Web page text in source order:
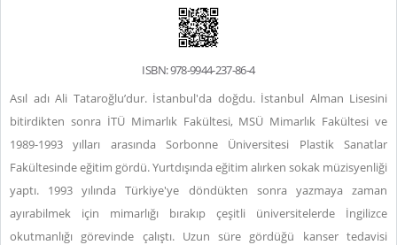
ISBN: 978-9944-237-86-4
Asıl adı Ali Tataroğlu’dur. İstanbul'da doğdu. İstanbul Alman Lisesini
bitirdikten sonra İTÜ Mimarlık Fakültesi, MSÜ Mimarlık Fakültesi ve
1989-1993 yılları arasında Sorbonne Üniversitesi Plastik Sanatlar
Fakültesinde eğitim gördü. Yurtdışında eğitim alırken sokak müzisyenliği
yaptı. 1993 yılında Türkiye'ye döndükten sonra yazmaya zaman
ayırabilmek için mimarlığı bırakıp çeşitli üniversitelerde İngilizce
okutmanlığı görevinde çalıştı. Uzun süre gördüğü kanser tedavisi